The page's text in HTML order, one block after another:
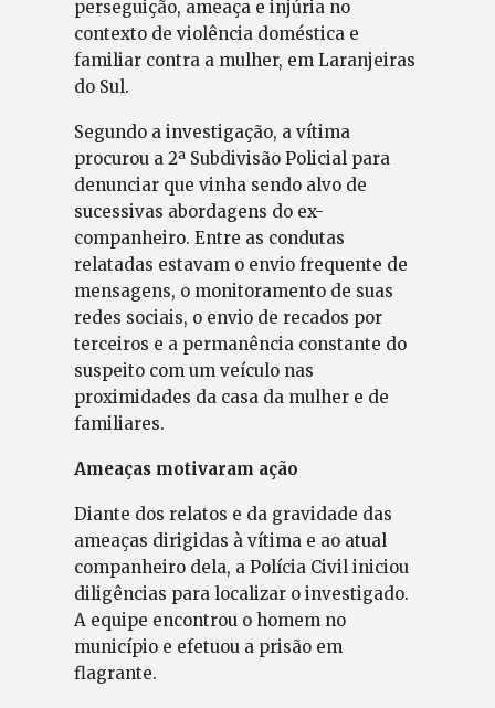
perseguição, ameaça e injúria no
contexto de violência doméstica e
familiar contra a mulher, em Laranjeiras
do Sul.
Segundo a investigação, a vítima
procurou a 2ª Subdivisão Policial para
denunciar que vinha sendo alvo de
sucessivas abordagens do ex-
companheiro. Entre as condutas
relatadas estavam o envio frequente de
mensagens, o monitoramento de suas
redes sociais, o envio de recados por
terceiros e a permanência constante do
suspeito com um veículo nas
proximidades da casa da mulher e de
familiares.
Ameaças motivaram ação
Diante dos relatos e da gravidade das
ameaças dirigidas à vítima e ao atual
companheiro dela, a Polícia Civil iniciou
diligências para localizar o investigado.
A equipe encontrou o homem no
município e efetuou a prisão em
flagrante.